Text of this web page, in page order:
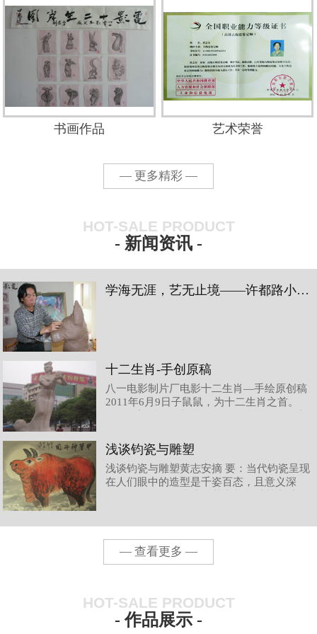
书画作品 艺术荣誉
— 更多精彩 —
HOT-SALE PRODUCT
- 新闻资讯 -
学海无涯，艺无止境——许都路小学三四中队蓝花小队陶瓷艺术学习之旅
十二生肖-手创原稿
八一电影制片厂电影十二生肖—手绘原创稿
2011年6月9日子鼠鼠，为十二生肖之首。
瓷雕塑‚牛‛，豪放自然，犄牛形象特征突
出，生动有力，牛气冲天。表现了‚牛‛朴
实、憨厚、勤劳、奉献的精神内涵。寅虎在
中国几千年的文明史中，虎，威风凛
浅谈钧瓷与雕塑
浅谈钧瓷与雕塑黄志安摘 要：当代钧瓷呈现
在人们眼中的造型是千姿百态，且意义深
生机，尤其是而随着西方雕塑的进入，对现
代钧瓷造型产生了不可估量的影响，在
— 查看更多 —
HOT-SALE PRODUCT
- 作品展示 -